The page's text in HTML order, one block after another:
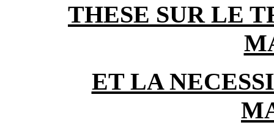
THESE SUR LE
ET LA